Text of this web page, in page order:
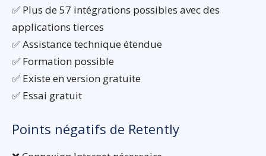
✅ Plus de 57 intégrations possibles avec des
applications tierces
✅ Assistance technique étendue
✅ Formation possible
✅ Existe en version gratuite
✅ Essai gratuit
Points négatifs de Retently